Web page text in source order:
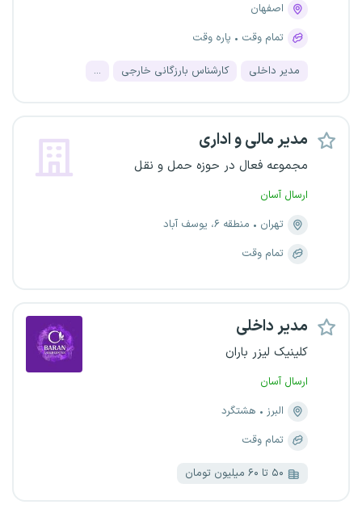
اصفهان
تمام وقت
پاره وقت
مدیر داخلی کارشناس بارزگانی خارجی ...
مدیر مالی و اداری
مجموعه فعال در حوزه حمل و نقل
ارسال آسان
تهران
منطقه ۶، یوسف آباد
تمام وقت
مدیر داخلی
کلینیک لیزر باران
ارسال آسان
البرز
هشتگرد
تمام وقت
۵۰ تا ۶۰ میلیون تومان